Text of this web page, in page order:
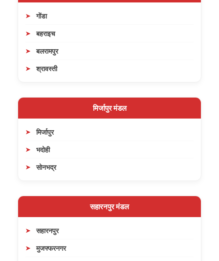
गोंडा
बहराइच
बलरामपुर
श्रावस्ती
मिर्जापुर मंडल
मिर्जापुर
भदोही
सोनभद्र
सहारनपुर मंडल
सहारनपुर
मुजफ्फरनगर